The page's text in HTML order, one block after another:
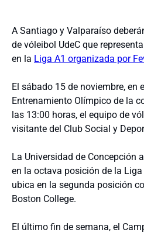
A Santiago y Valparaíso
de vóleibol UdeC que
en la Liga A1 organizada por
El sábado 15 de noviembre, en
Entrenamiento Olímpico de la
las 13:00 horas, el equipo de
visitante del Club Social y
La Universidad de Concepción
en la octava posición de la
ubica en la segunda posición
Boston College.
El último fin de semana, el